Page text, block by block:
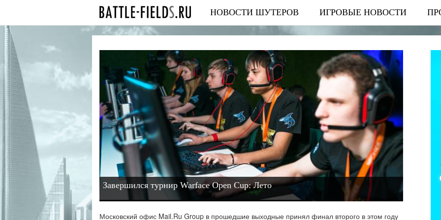
НОВОСТИ ШУТЕРОВ ИГРОВЫЕ НОВОСТИ
Завершился турнир Warface Open Cup: Лето
Московский офис Mail.Ru Group в прошедшие выходные принял финал второго в этом году